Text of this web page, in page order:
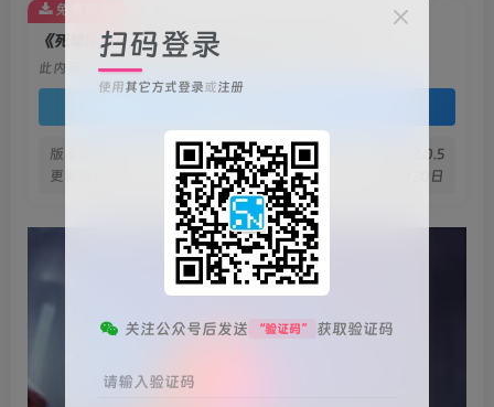
《死域Rogue(Deadzone: Rogue)》[v0.2.0.5]
此内容为免费资源，请登录后查看
版本信息
v0.2.0.5
更新日期
2025年5月20日
免费资源
扫码登录
使用其它方式登录或注册
关注公众号后发送 “验证码” 获取验证码
请输入验证码